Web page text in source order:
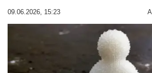
09.06.2026, 15:23